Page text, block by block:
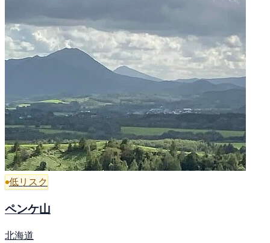
低リスク
ペンケ山
北海道